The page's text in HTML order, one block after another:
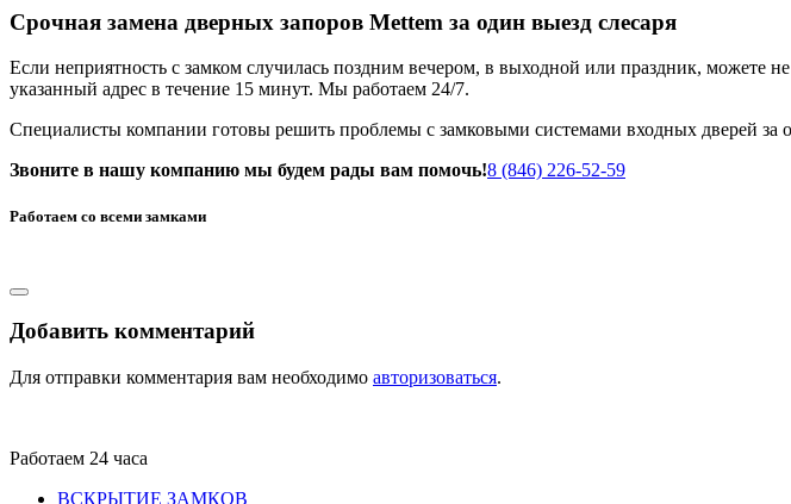
Срочная замена дверных запоров Mettem за один выезд слесаря
Если неприятность с замком случилась поздним вечером, в выходной или праздник, можете
указанный адрес в течение 15 минут. Мы работаем 24/7.
Специалисты компании готовы решить проблемы с замковыми системами входных дверей
Звоните в нашу компанию мы будем рады вам помочь!8 (846) 226-52-59
Работаем со всеми замками
Добавить комментарий
Для отправки комментария вам необходимо авторизоваться.
Работаем 24 часа
ВСКРЫТИЕ ЗАМКОВ